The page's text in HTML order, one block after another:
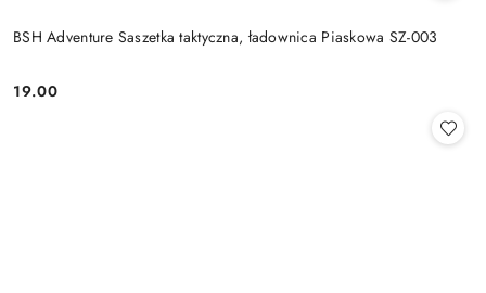
BSH Adventure Saszetka taktyczna, ładownica Piaskowa SZ-003
Cena:
19.00